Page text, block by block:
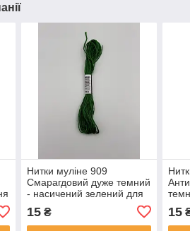
Нитки муліне 909
Смарагдовий дуже темний
- насичений зелений для
15₴ 15